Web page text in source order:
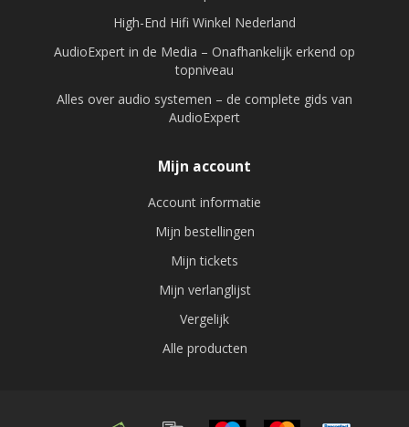
High-End Hifi Winkel Nederland
AudioExpert in de Media – Onafhankelijk erkend op
topniveau
Alles over audio systemen – de complete gids van
AudioExpert
Mijn account
Account informatie
Mijn bestellingen
Mijn tickets
Mijn verlanglijst
Vergelijk
Alle producten